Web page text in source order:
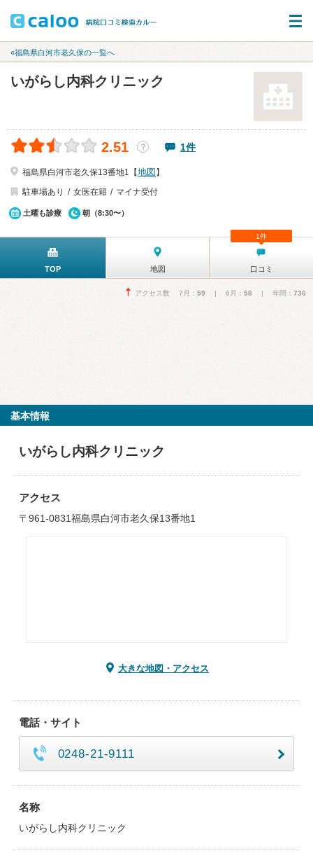
«福島県白河市老久保の一覧へ
いがらし内科クリニック
2.51 ？ 1件
福島県白河市老久保13番地1【地図 】
駐車場あり
女医在籍 マイナ受付
土曜も診療 朝（8:30〜）
TOP 地図 口コミ
1件
アクセス数 7月： 59 | 6月： 58 | 年間： 736
基本情報
いがらし内科クリニック
アクセス
〒961-0831福島県白河市老久保13番地1
大きな地図・アクセス
電話・サイト
0248-21-9111
名称
いがらし内科クリニック